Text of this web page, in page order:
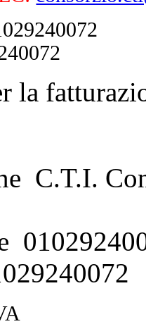
la
C.T.I.